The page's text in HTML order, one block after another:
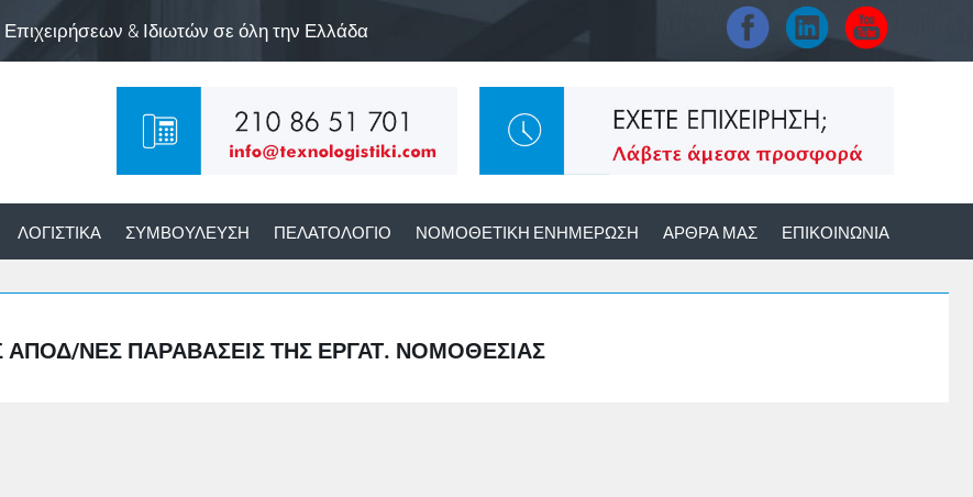
& Ιδιωτών σε όλη την Ελλάδα
ΛΟΓΙΣΤΙΚΆ ΣΥΜΒΟΎΛΕΥΣΗ ΠΕΛΑΤΟΛΌΓΙΟ ΝΟΜΟΘΕΤΙΚΉ ΕΝΗΜΈΡΩΣΗ ΆΡΘΡΑ ΜΑΣ ΕΠΙΚΟΙΝΩΝΊΑ
ΑΠΟΔ/ΝΕΣ ΠΑΡΑΒΆΣΕΙΣ ΤΗΣ ΕΡΓΑΤ. ΝΟΜΟΘΕΣΊΑΣ